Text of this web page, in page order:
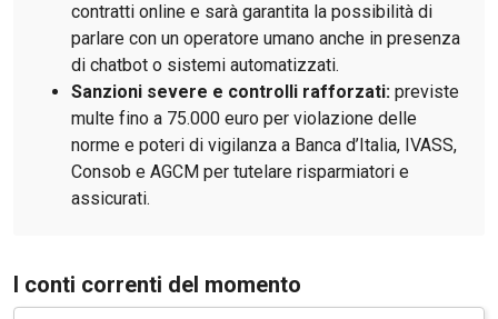
contratti online e sarà garantita la possibilità di
parlare con un operatore umano anche in presenza
di chatbot o sistemi automatizzati.
Sanzioni severe e controlli rafforzati: previste
multe fino a 75.000 euro per violazione delle
norme e poteri di vigilanza a Banca d’Italia, IVASS,
Consob e AGCM per tutelare risparmiatori e
assicurati.
I conti correnti del momento